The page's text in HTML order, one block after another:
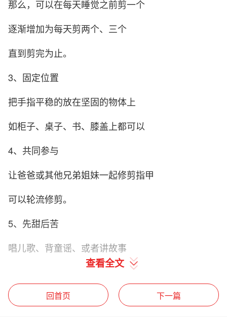
那么，可以在每天睡觉之前剪一个
逐渐增加为每天剪两个、三个
直到剪完为止。
3、固定位置
把手指平稳的放在坚固的物体上
如柜子、桌子、书、膝盖上都可以
4、共同参与
让爸爸或其他兄弟姐妹一起修剪指甲
可以轮流修剪。
5、先甜后苦
唱儿歌、背童谣、或者讲故事
选择在孩子最喜欢的活动中穿插进行
6、分散注意力
查看全文
回首页 下一篇